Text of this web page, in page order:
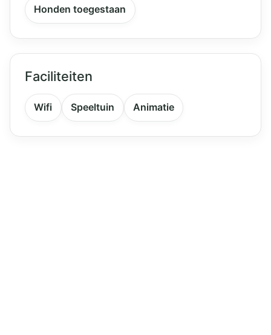
Honden toegestaan
Faciliteiten
Wifi Speeltuin Animatie